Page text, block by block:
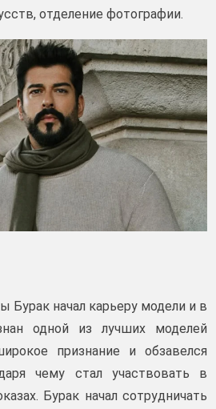
отделение фотографии.
Бурак начал карьеру модели и в
одной из лучших моделей
признание и обзавелся
чему стал участвовать в
Бурак начал сотрудничать